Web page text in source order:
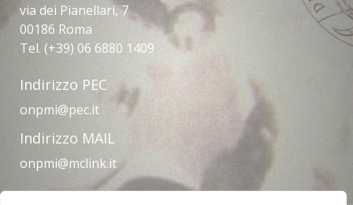
via dei Pianellari, 7
00186 Roma
Tel. (+39) 06 6880 1409
Indirizzo PEC
onpmi@pec.it
Indirizzo MAIL
onpmi@mclink.it